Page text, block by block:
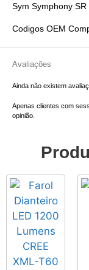
Sym Symphony SR
Codigos OEM
Avaliações
Ainda não existem
Apenas clientes com
opinião.